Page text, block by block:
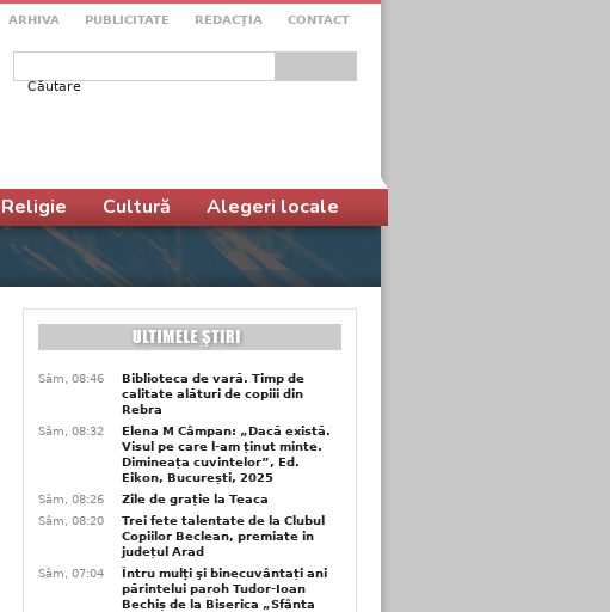
ARHIVA PUBLICITATE REDACŢIA CONTACT
Formular de căutare
Religie Cultură Alegeri locale
Sâm, 08:46
Biblioteca de vară. Timp de
calitate alături de copiii din
Rebra
Sâm, 08:32
Elena M Câmpan: „Dacă există.
Visul pe care l-am ținut minte.
Dimineața cuvintelor”, Ed.
Eikon, București, 2025
Sâm, 08:26
Zile de grație la Teaca
Sâm, 08:20
Trei fete talentate de la Clubul
Copiilor Beclean, premiate in
județul Arad
Sâm, 07:04
Întru mulţi şi binecuvântați ani
părintelui paroh Tudor-Ioan
Bechiș de la Biserica „Sfânta